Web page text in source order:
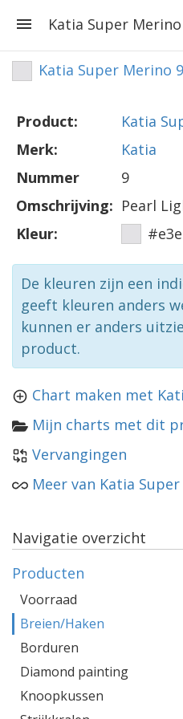
Katia Super
Katia Super Merino
Product:
Katia
Merk:
Katia
Nummer
9
Omschrijving: Pearl
Kleur:
De kleuren zijn een
geeft kleuren anders
kunnen er anders
product.
Chart maken met
Mijn charts met dit
Vervangingen
Meer van Katia
Navigatie overzicht
Producten
Voorraad
Breien/Haken
Borduren
Diamond painting
Knoopkussen